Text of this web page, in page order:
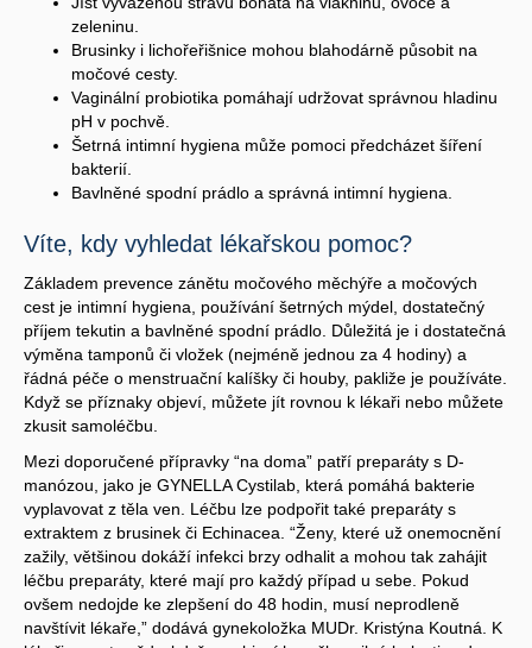
zeleninu.
Brusinky i lichořeřišnice mohou blahodárně působit na
močové cesty.
Vaginální probiotika pomáhají udržovat správnou hladinu
pH v pochvě.
Šetrná intimní hygiena může pomoci předcházet šíření
bakterií.
Bavlněné spodní prádlo a správná intimní hygiena.
Víte, kdy vyhledat lékařskou pomoc?
Základem prevence zánětu močového měchýře a močových
cest je intimní hygiena, používání šetrných mýdel, dostatečný
příjem tekutin a bavlněné spodní prádlo. Důležitá je i dostatečná
výměna tamponů či vložek (nejméně jednou za 4 hodiny) a
řádná péče o menstruační kalíšky či houby, pakliže je používáte.
Když se příznaky objeví, můžete jít rovnou k lékaři nebo můžete
zkusit samoléčbu.
Mezi doporučené přípravky “na doma” patří preparáty s D-
manózou, jako je GYNELLA Cystilab, která pomáhá bakterie
vyplavovat z těla ven. Léčbu lze podpořit také preparáty s
extraktem z brusinek či Echinacea. “Ženy, které už onemocnění
zažily, většinou dokáží infekci brzy odhalit a mohou tak zahájit
léčbu preparáty, které mají pro každý případ u sebe. Pokud
ovšem nedojde ke zlepšení do 48 hodin, musí neprodleně
navštívit lékaře,” dodává gynekoložka MUDr. Kristýna Koutná. K